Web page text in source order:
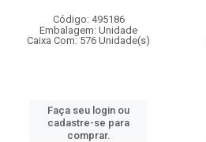
Código: 495186
Embalagem: Unidade
Caixa Com: 576 Unidade(s)
Faça seu login ou
cadastre-se para
comprar.